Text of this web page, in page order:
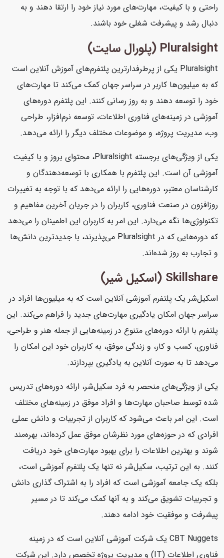
راحتی و با کیفیت، مهارت‌های مورد نیاز خود را ارتقا دهند و به
دنبال رشد و پیشرفت شغلی خود باشند.
Pluralsight (پلورال سایت)
Pluralsight یکی از پرطرفدارترین پلتفرم‌های آموزش آنلاین است
که به میلیون‌ها کاربر در سراسر جهان کمک می‌کند تا مهارت‌های
خود را توسعه دهند و به روز رسانی کنند. این پلتفرم دوره‌های
آموزشی در زمینه‌های فناوری اطلاعات، توسعه نرم‌افزار، طراحی
وب، مدیریت پروژه، و موضوعات مختلف دیگر را ارائه می‌دهد.
یکی از ویژگی‌های برجسته Pluralsight، محتوای بروز و با کیفیت
آموزشی آن است. این پلتفرم با همکاری با توسعه‌دهندگان و
کارشناسان معتبر، دوره‌هایی را ارائه می‌دهد که با توجه به تغییرات
روزافزون در صنعت فناوری، کاربران را در جریان آخرین مفاهیم و
تکنولوژی‌ها نگه می‌دارد. این امر به کاربران این اطمینان را می‌دهد
که دوره‌هایی که در Pluralsight می‌پذیرند، با جدیدترین دانش‌ها
و تجارب به روز شده‌اند.
Skillshare (اسکیل شیر)
اسکیل‌شر یک پلتفرم آموزشی آنلاین است که به میلیون‌ها افراد در
سراسر جهان امکان یادگیری مهارت‌های جدید را فراهم می‌کند. این
پلتفرم با ارائه دوره‌های متنوع در زمینه‌هایی از جمله هنر و طراحی،
فناوری، کسب و کار، و زندگی موفق، به کاربران خود این امکان را
می‌دهد تا به صورت آنلاین به یادگیری بپردازند.
یکی از ویژگی‌های منحصر به فرد سکیل‌شر، ارائه دوره‌های تدریس
شده توسط صاحبان مهارت‌ها و افراد موفق در زمینه‌های مختلف
است. این امر باعث می‌شود که کاربران از تجربیات و دانش عملی
افرادی که در حوزه‌های مورد نظرشان موفق عمل کرده‌اند، بهره‌مند
شوند و بهترین اطلاعات را برای بهبود مهارت‌های خود دریافت
کنند. به این ترتیب، سکیل‌شر نه تنها یک پلتفرم آموزشی است،
بلکه یک جامعه آموزشی است که افراد را به اشتراک گذاری دانش
و تجربیات تشویق می‌کند و به آنها کمک می‌کند تا در مسیر
پیشرفت و موفقیت خود ادامه دهند.
CBT Nuggets یک شرکت آموزشی آنلاین است که در زمینه
فناوری اطلاعات (IT) و مدیریت پروژه تخصص دارد. این شرکت